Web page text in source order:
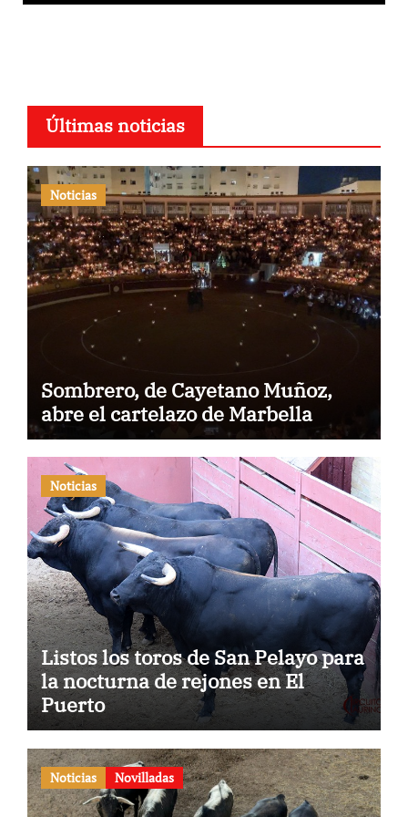
Últimas noticias
Noticias
Sombrero, de Cayetano Muñoz,
abre el cartelazo de Marbella
Noticias
Listos los toros de San Pelayo para
la nocturna de rejones en El
Puerto
Noticias Novilladas